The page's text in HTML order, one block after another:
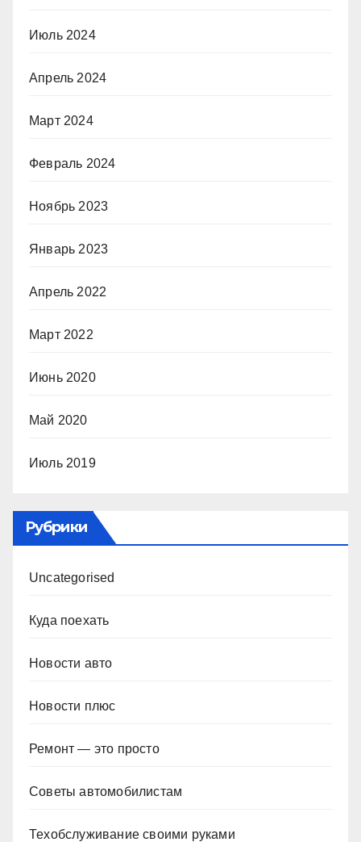
Июль 2024
Апрель 2024
Март 2024
Февраль 2024
Ноябрь 2023
Январь 2023
Апрель 2022
Март 2022
Июнь 2020
Май 2020
Июль 2019
Рубрики
Uncategorised
Куда поехать
Новости авто
Новости плюс
Ремонт — это просто
Советы автомобилистам
Техобслуживание своими руками